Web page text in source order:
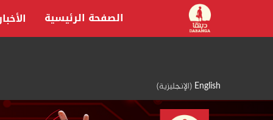
content
English
(الإنجليزية)
الصفحة الرئيسية